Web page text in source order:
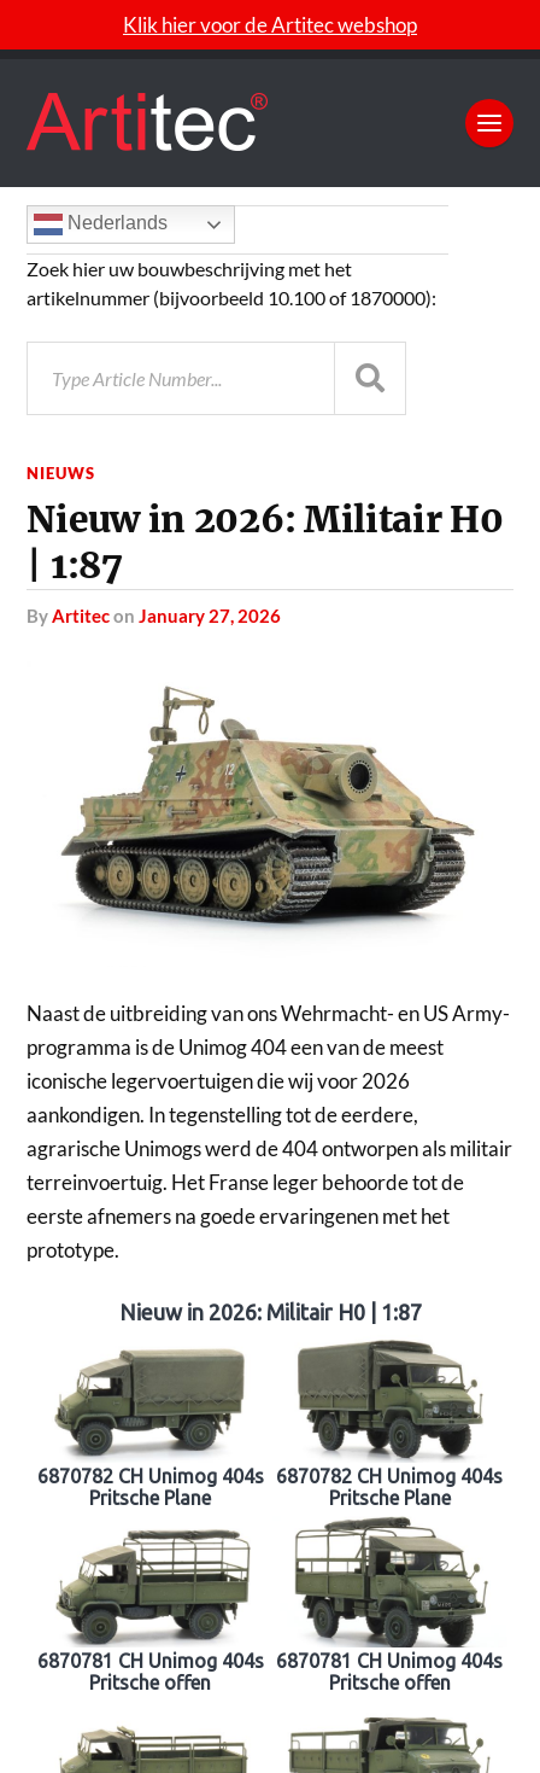
Klik hier voor de Artitec webshop
NIEUWS
Nieuw in 2026: Militair H0
| 1:87
byArtiteconJanuary 27, 2026
Naast de uitbreiding van ons Wehrmacht- en US Army-
programma is de Unimog 404 een van de meest
iconische legervoertuigen die wij voor 2026
aankondigen. In tegenstelling tot de eerdere,
agrarische Unimogs werd de 404 ontworpen als militair
terreinvoertuig. Het Franse leger behoorde tot de
eerste afnemers na goede ervaringenen met het
prototype.
Nieuw in 2026: Militair H0 | 1:87
6870782 CH Unimog 404s
Pritsche Plane
6870782 CH Unimog 404s
Pritsche Plane
6870781 CH Unimog 404s
Pritsche offen
6870781 CH Unimog 404s
Pritsche offen
Nederlands
Zoek hier uw bouwbeschrijving met het
artikelnummer (bijvoorbeeld 10.100 of 1870000):